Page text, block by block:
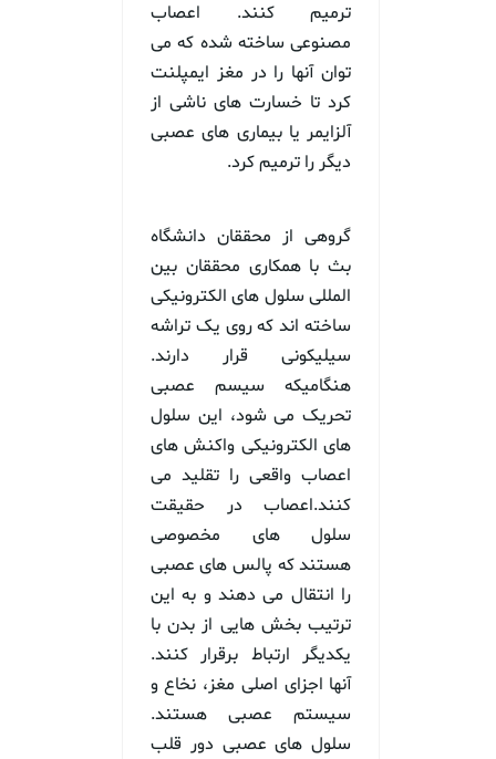
ترمیم کنند. اعصاب
مصنوعی ساخته شده که می
توان آنها را در مغز ایمپلنت
کرد تا خسارت های ناشی از
آلزایمر یا بیماری های عصبی
دیگر را ترمیم کرد.
گروهی از محققان دانشگاه
بث با همکاری محققان بین
المللی سلول های الکترونیکی
ساخته اند که روی یک تراشه
سیلیکونی قرار دارند.
هنگامیکه سیسم عصبی
تحریک می شود، این سلول
های الکترونیکی واکنش های
اعصاب واقعی را تقلید می
کنند.اعصاب در حقیقت
سلول های مخصوصی
هستند که پالس های عصبی
را انتقال می دهند و به این
ترتیب بخش هایی از بدن با
یکدیگر ارتباط برقرار کنند.
آنها اجزای اصلی مغز، نخاع و
سیستم عصبی هستند.
سلول های عصبی دور قلب